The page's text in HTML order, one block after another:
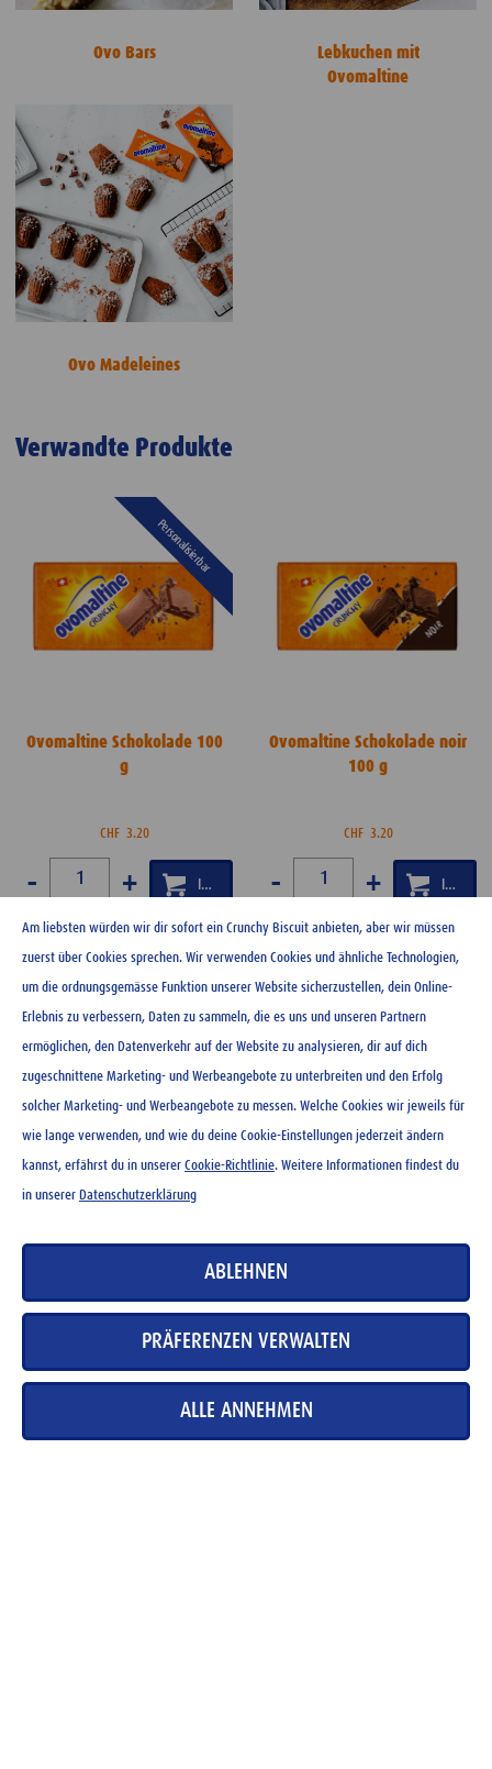
Ovo Bars
Lebkuchen mit
Ovomaltine
Ovo Madeleines
Verwandte Produkte
Personalisierbar
Ovomaltine Schokolade 100
g
CHF 3.20
- +
Ovomaltine Schokolade noir
100 g
CHF 3.20
- +
Ovo Schokolade mini 42 g
- +
KONTAKT
Am liebsten würden wir dir sofort ein Crunchy Biscuit anbieten, aber wir müssen
zuerst über Cookies sprechen. Wir verwenden Cookies und ähnliche Technologien,
um die ordnungsgemässe Funktion unserer Website sicherzustellen, dein Online-
Erlebnis zu verbessern, Daten zu sammeln, die es uns und unseren Partnern
ermöglichen, den Datenverkehr auf der Website zu analysieren, dir auf dich
zugeschnittene Marketing- und Werbeangebote zu unterbreiten und den Erfolg
solcher Marketing- und Werbeangebote zu messen. Welche Cookies wir jeweils für
wie lange verwenden, und wie du deine Cookie-Einstellungen jederzeit ändern
kannst, erfährst du in unserer Cookie-Richtlinie. Weitere Informationen findest du
in unserer Datenschutzerklärung
ABLEHNEN
PRÄFERENZEN VERWALTEN
ALLE ANNEHMEN